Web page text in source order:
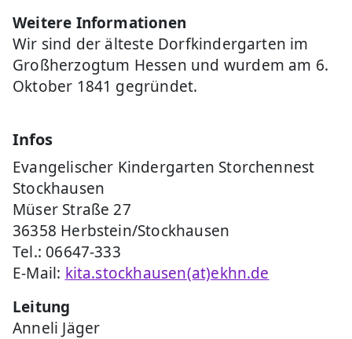
Weitere Informationen
Wir sind der älteste Dorfkindergarten im
Großherzogtum Hessen und wurdem am 6.
Oktober 1841 gegründet.
Infos
Evangelischer Kindergarten Storchennest
Stockhausen
Müser Straße 27
36358 Herbstein/Stockhausen
Tel.: 06647-333
E-Mail: kita.stockhausen(at)ekhn.de
Leitung
Anneli Jäger